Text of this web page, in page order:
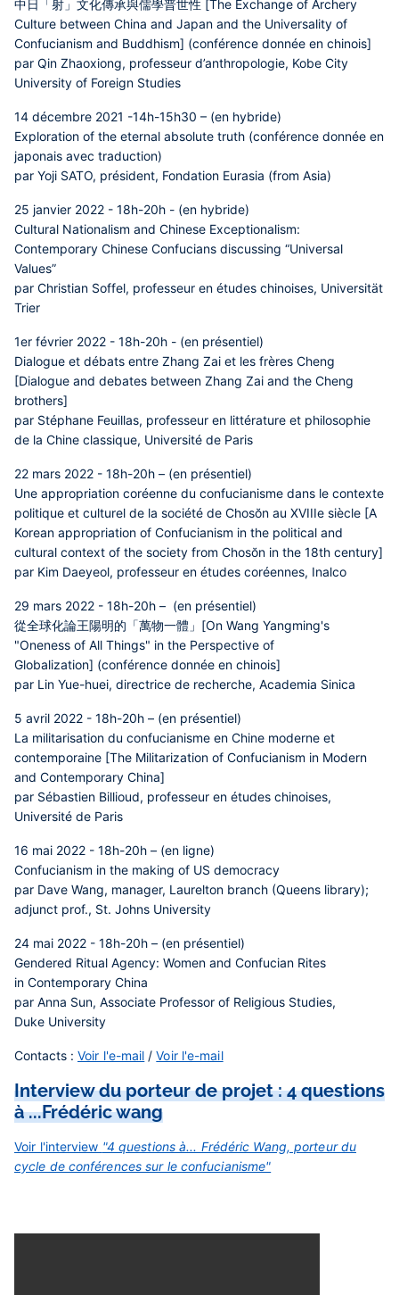
中日「射」文化傳承與儒學普世性 [The Exchange of Archery
Culture between China and Japan and the Universality of
Confucianism and Buddhism] (conférence donnée en chinois]
par Qin Zhaoxiong, professeur d’anthropologie, Kobe City
University of Foreign Studies
14 décembre 2021 -14h-15h30 – (en hybride)
Exploration of the eternal absolute truth (conférence donnée en
japonais avec traduction)
par Yoji SATO, président, Fondation Eurasia (from Asia)
25 janvier 2022 - 18h-20h - (en hybride)
Cultural Nationalism and Chinese Exceptionalism:
Contemporary Chinese Confucians discussing “Universal
Values”
par Christian Soffel, professeur en études chinoises, Universität
Trier
1er février 2022 - 18h-20h - (en présentiel)
Dialogue et débats entre Zhang Zai et les frères Cheng
[Dialogue and debates between Zhang Zai and the Cheng
brothers]
par Stéphane Feuillas, professeur en littérature et philosophie
de la Chine classique, Université de Paris
22 mars 2022 - 18h-20h – (en présentiel)
Une appropriation coréenne du confucianisme dans le contexte
politique et culturel de la société de Chosŏn au XVIIIe siècle [A
Korean appropriation of Confucianism in the political and
cultural context of the society from Chosŏn in the 18th century]
par Kim Daeyeol, professeur en études coréennes, Inalco
29 mars 2022 - 18h-20h – (en présentiel)
從全球化論王陽明的「萬物一體」[On Wang Yangming's
"Oneness of All Things" in the Perspective of
Globalization] (conférence donnée en chinois]
par Lin Yue-huei, directrice de recherche, Academia Sinica
5 avril 2022 - 18h-20h – (en présentiel)
La militarisation du confucianisme en Chine moderne et
contemporaine [The Militarization of Confucianism in Modern
and Contemporary China]
par Sébastien Billioud, professeur en études chinoises,
Université de Paris
16 mai 2022 - 18h-20h – (en ligne)
Confucianism in the making of US democracy
par Dave Wang, manager, Laurelton branch (Queens library);
adjunct prof., St. Johns University
24 mai 2022 - 18h-20h – (en présentiel)
Gendered Ritual Agency: Women and Confucian Rites
in Contemporary China
par Anna Sun, Associate Professor of Religious Studies,
Duke University
Contacts : Voir l'e-mail /Voir l'e-mail
Interview du porteur de projet : 4 questions
à ...Frédéric wang
Voir l'interview "4 questions à... Frédéric Wang, porteur du
cycle de conférences sur le confucianisme"